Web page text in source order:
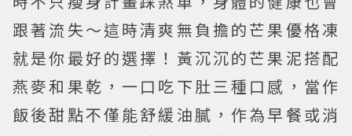
跟著流失～這時清爽無負擔的芒果優格凍
就是你最好的選擇！黃沉沉的芒果泥搭配
燕麥和果乾，一口吃下肚三種口感，當作
飯後甜點不僅能舒緩油膩，作為早餐或消